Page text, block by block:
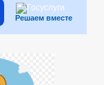
Решаем вместе